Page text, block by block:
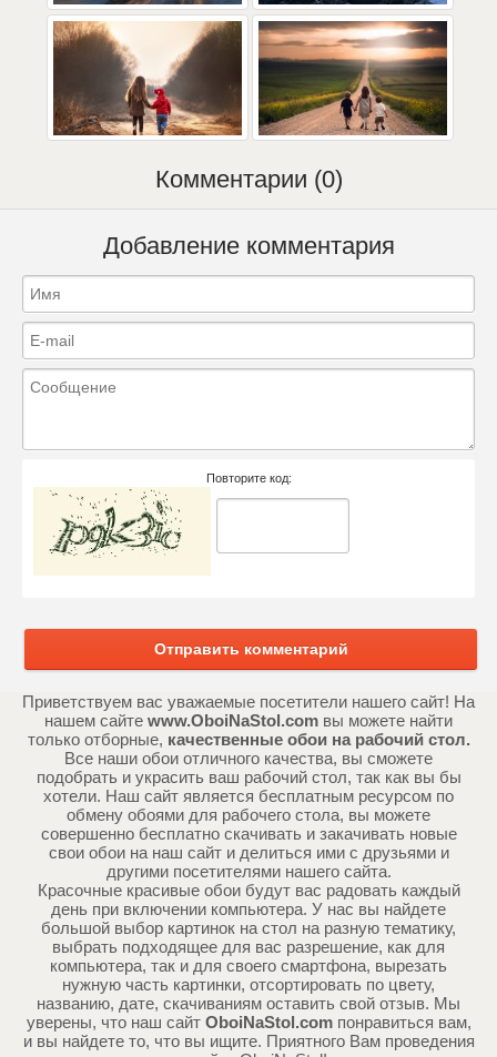
Комментарии (0)
Добавление комментария
Повторите код:
Отправить комментарий
Приветствуем вас уважаемые посетители нашего сайт! На
нашем сайте www.OboiNaStol.com вы можете найти
только отборные, качественные обои на рабочий стол.
Все наши обои отличного качества, вы сможете
подобрать и украсить ваш рабочий стол, так как вы бы
хотели. Наш сайт является бесплатным ресурсом по
обмену обоями для рабочего стола, вы можете
совершенно бесплатно скачивать и закачивать новые
свои обои на наш сайт и делиться ими с друзьями и
другими посетителями нашего сайта.
Красочные красивые обои будут вас радовать каждый
день при включении компьютера. У нас вы найдете
большой выбор картинок на стол на разную тематику,
выбрать подходящее для вас разрешение, как для
компьютера, так и для своего смартфона, вырезать
нужную часть картинки, отсортировать по цвету,
названию, дате, скачиваниям оставить свой отзыв. Мы
уверены, что наш сайт OboiNaStol.comпонравиться вам,
и вы найдете то, что вы ищите. Приятного Вам проведения